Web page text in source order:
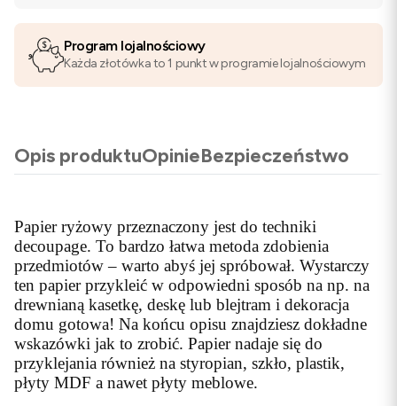
Program lojalnościowy
Każda złotówka to 1 punkt w programie lojalnościowym
Opis produktuOpinieBezpieczeństwo
Papier ryżowy przeznaczony jest do techniki
decoupage. To bardzo łatwa metoda zdobienia
przedmiotów – warto abyś jej spróbował. Wystarczy
ten papier przykleić w odpowiedni sposób na np. na
drewnianą kasetkę, deskę lub blejtram i dekoracja
domu gotowa! Na końcu opisu znajdziesz dokładne
wskazówki jak to zrobić. Papier nadaje się do
przyklejania również na styropian, szkło, plastik,
płyty MDF a nawet płyty meblowe.